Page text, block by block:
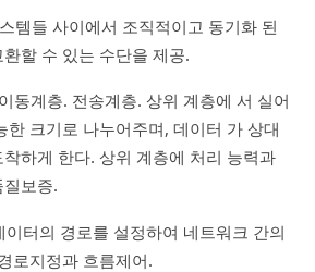
템들 사이에서 조직적이고 동기화 된
할 수 있는 수단을 제공.
동계층. 전송계층. 상위 계층에 서 실어
한 크기로 나누어주며, 데이터 가 상대
하게 한다. 상위 계층에 처리 능력과
보증.
터의 경로를 설정하여 네트워크 간의
로지정과 흐름제어.